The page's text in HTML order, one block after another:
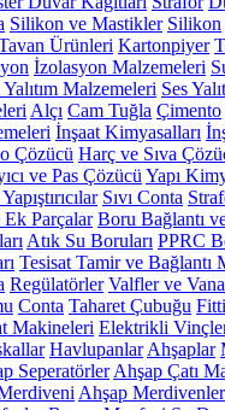
Silikon ve Mastikler Silikon
Ürünleri Kartonpiyer
İzolasyon Malzemeleri
Yalıtım Malzemeleri Ses
Alçı Cam Tuğla Çimento
İnşaat Kimyasalları
Çözücü Harç ve Sıva
ve Pas Çözücü Yapı
Sıvı Conta
Parçalar Boru Bağlantı
Atık Su Boruları PPRC
Tesisat Tamir ve Bağlantı
Regülatörler Valfler ve
Conta Taharet Çubuğu
Makineleri Elektrikli
Havlupanlar Ahşaplar
Seperatörler Ahşap Çatı
Ahşap Merdivenler